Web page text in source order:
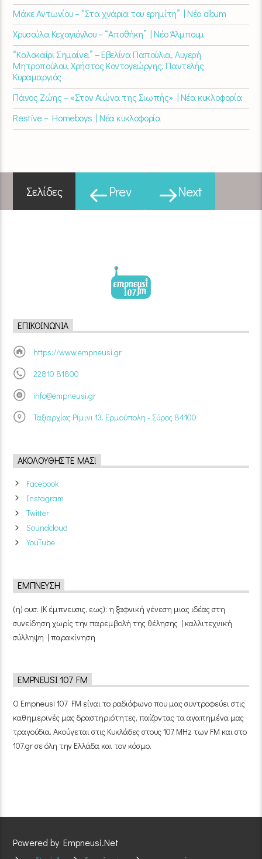
Μάκε Αντωνίου – “Στα χνάρια του ερημίτη” | Νέο album
Χρυσούλα Κεχαγιόγλου – “Αποθήκη” | Νέο Άλμπουμ
“Καλοκαίρι Σημαίνει” – Εβελίνα Παπούλια, Λυγερή
Μητροπούλου, Χρήστος Κοντογεώργης, Παντελής
Κυραμαργιός
Πάνος Ζώης – «Στον Αιώνα της Σιωπής» | Νέα κυκλοφορία
Restive – Homeboys | Νέα κυκλοφορία
Σελίδες Prev Next
ΕΠΙΚΟΙΝΩΝΊΑ
https://www.empneusi.gr
22810 81800
info@empneusi.gr
Ταξιαρχίας Ρίμινι 13, Ερμούπολη - Σύρος 84100
ΑΚΟΛΟΥΘΉΣΤΕ ΜΑΣ!
Facebook
Instagram
Twitter
Soundcloud
YouTube
ΈΜΠΝΕΥΣΗ
(η) ουσ. (Κ έμπνευσις, εως): η ξαφνική γένεση μιας ιδέας στη
συνείδηση χωρίς την παρεμβολή της θέλησης | καλλιτεχνική
σύλληψη | παρακίνηση
EMPNEUSI 107 FM
Ο Empneusi 107 FM είναι το ραδιόφωνο που μας συντροφεύει στις
καθημερινές μας δραστηριότητες, παίζοντας τα αγαπημένα μας
τραγούδια. Ακούγεται στις Κυκλάδες στους 107 MHz των FM και στο
107.gr σε όλη την Ελλάδα και τον κόσμο.
Powered by Empneusi.Net